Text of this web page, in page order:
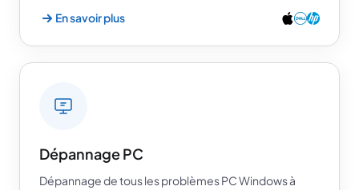
En savoir plus
Dépannage PC
Dépannage de tous les problèmes PC Windows à